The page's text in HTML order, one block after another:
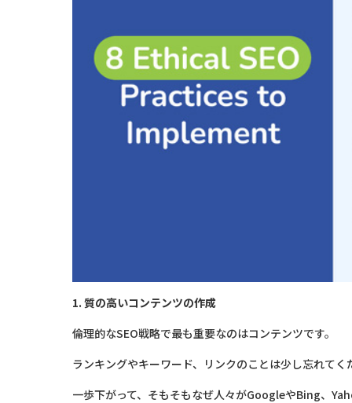
1. 質の高いコンテンツの作成
倫理的なSEO戦略で最も重要なのはコンテンツです。
ランキングやキーワード、リンクのことは少し忘れてく
一歩下がって、そもそもなぜ人々がGoogleやBing、